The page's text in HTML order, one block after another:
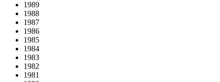
1989
1988
1987
1986
1985
1984
1983
1982
1981